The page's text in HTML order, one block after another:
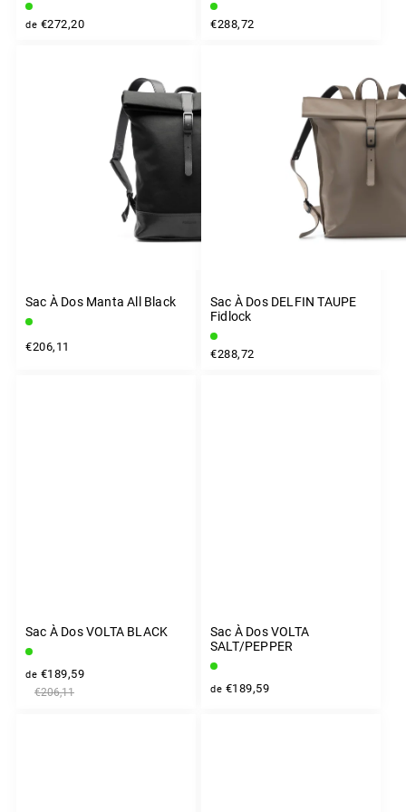
de €272,20 €288,72
Sac À Dos Manta All Black
€206,11
Sac À Dos DELFIN TAUPE
Fidlock
€288,72
Sac À Dos VOLTA BLACK
€206,11
de €189,59
Sac À Dos VOLTA
SALT/PEPPER
de €189,59